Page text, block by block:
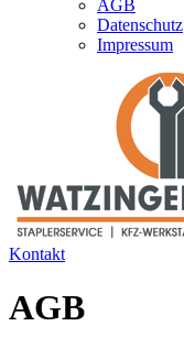
AGB
Datenschutz
Impressum
Kontakt
AGB